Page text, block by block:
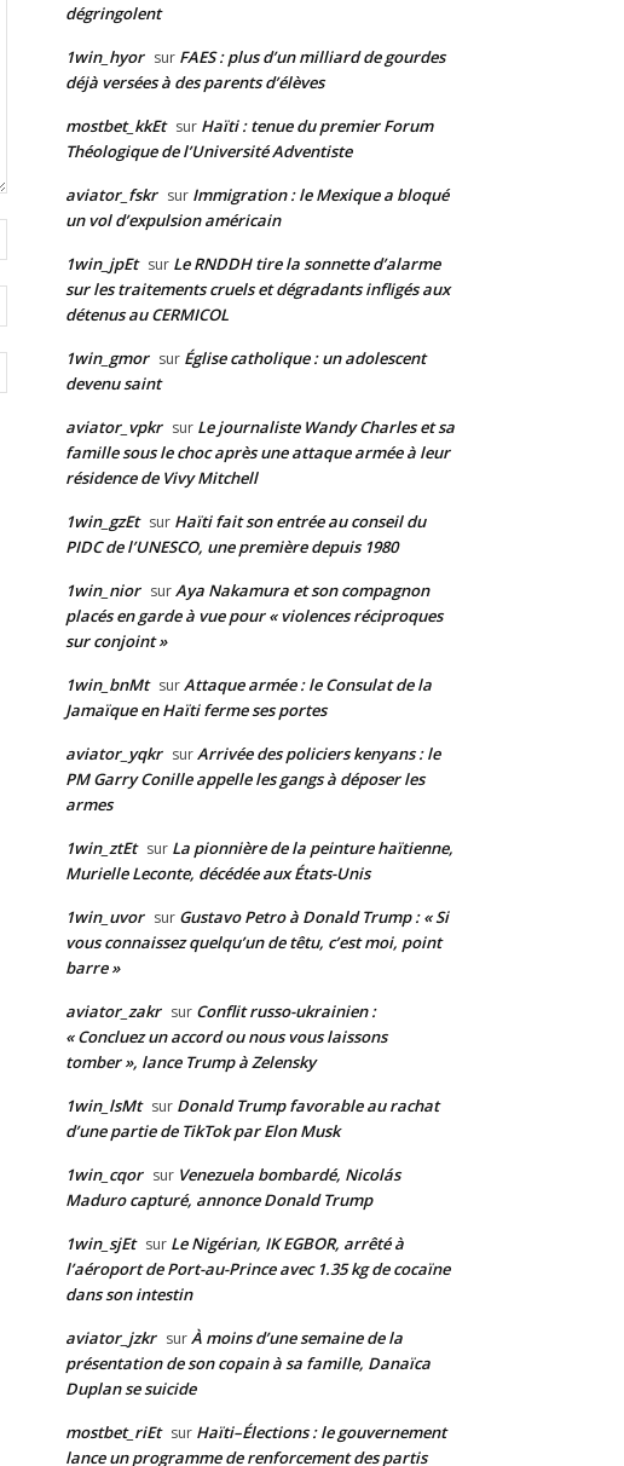
:*
:*
:
dégringolent
1win_hyor sur FAES : plus d’un milliard de gourdes
déjà versées à des parents d’élèves
mostbet_kkEt sur Haïti : tenue du premier Forum
Théologique de l’Université Adventiste
aviator_fskr sur Immigration : le Mexique a bloqué
un vol d’expulsion américain
1win_jpEt sur Le RNDDH tire la sonnette d’alarme
sur les traitements cruels et dégradants infligés aux
détenus au CERMICOL
1win_gmor sur Église catholique : un adolescent
devenu saint
aviator_vpkr sur Le journaliste Wandy Charles et sa
famille sous le choc après une attaque armée à leur
résidence de Vivy Mitchell
1win_gzEt sur Haïti fait son entrée au conseil du
PIDC de l’UNESCO, une première depuis 1980
1win_nior surAya Nakamura et son compagnon
placés en garde à vue pour « violences réciproques
sur conjoint »
1win_bnMt surAttaque armée : le Consulat de la
Jamaïque en Haïti ferme ses portes
aviator_yqkr surArrivée des policiers kenyans : le
PM Garry Conille appelle les gangs à déposer les
armes
1win_ztEt sur La pionnière de la peinture haïtienne,
Murielle Leconte, décédée aux États-Unis
1win_uvor sur Gustavo Petro à Donald Trump : « Si
vous connaissez quelqu’un de têtu, c’est moi, point
barre »
aviator_zakr sur Conflit russo-ukrainien :
« Concluez un accord ou nous vous laissons
tomber », lance Trump à Zelensky
1win_lsMt sur Donald Trump favorable au rachat
d’une partie de TikTok par Elon Musk
1win_cqor sur Venezuela bombardé, Nicolás
Maduro capturé, annonce Donald Trump
1win_sjEt sur Le Nigérian, IK EGBOR, arrêté à
l’aéroport de Port-au-Prince avec 1.35 kg de cocaïne
dans son intestin
aviator_jzkr surÀ moins d’une semaine de la
présentation de son copain à sa famille, Danaïca
Duplan se suicide
mostbet_riEt sur Haïti–Élections : le gouvernement
lance un programme de renforcement des partis